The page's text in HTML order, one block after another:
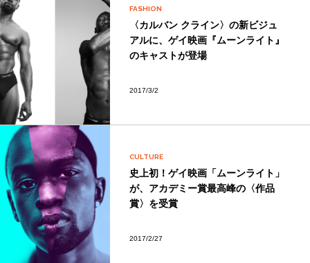
FASHION
〈カルバン クライン〉の新ビジュ
アルに、ゲイ映画『ムーンライト』
のキャストが登場
2017/3/2
CULTURE
史上初！ゲイ映画「ムーンライト」
が、アカデミー賞最高峰の〈作品
賞〉を受賞
2017/2/27